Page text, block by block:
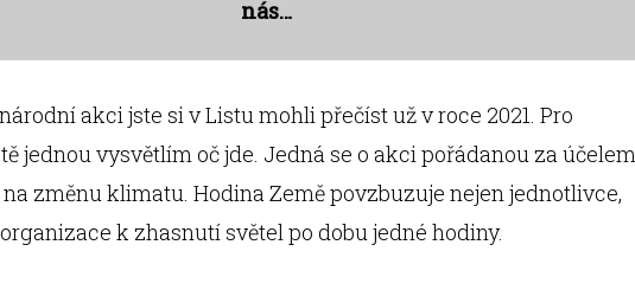
nás…
akci jste si v Listu mohli přečíst už v roce 2021. Pro
jednou vysvětlím oč jde. Jedná se o akci pořádanou za účelem
změnu klimatu. Hodina Země povzbuzuje nejen jednotlivce,
k zhasnutí světel po dobu jedné hodiny.